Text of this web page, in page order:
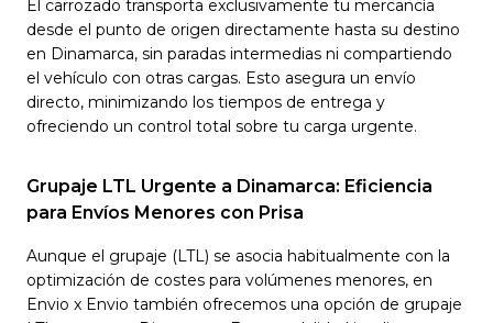
El carrozado transporta exclusivamente tu mercancía
desde el punto de origen directamente hasta su destino
en Dinamarca, sin paradas intermedias ni compartiendo
el vehículo con otras cargas. Esto asegura un envío
directo, minimizando los tiempos de entrega y
ofreciendo un control total sobre tu carga urgente.
Grupaje LTL Urgente a Dinamarca: Eficiencia
para Envíos Menores con Prisa
Aunque el grupaje (LTL) se asocia habitualmente con la
optimización de costes para volúmenes menores, en
Envio x Envio también ofrecemos una opción de grupaje